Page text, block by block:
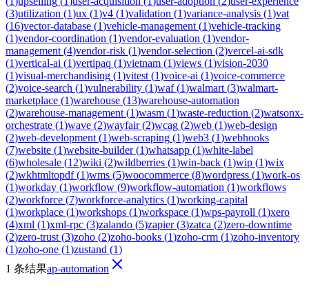
(3)utilization (1)ux (1)v4 (1)validation (1)variance-analysis (1)vat
(16)vector-database (1)vehicle-management (1)vehicle-tracking
(1)vendor-coordination (1)vendor-evaluation (1)vendor-
management (4)vendor-risk (1)vendor-selection (2)vercel-ai-sdk
(1)vertical-ai (1)vertipaq (1)vietnam (1)views (1)vision-2030
(1)visual-merchandising (1)vitest (1)voice-ai (1)voice-commerce
(2)voice-search (1)vulnerability (1)waf(1)walmart (3)walmart-
marketplace (1)warehouse (13)warehouse-automation
(2)warehouse-management (1)wasm (1)waste-reduction (2)watsonx-
orchestrate (1)wave (2)wayfair(2)wcag (2)web (1)web-design
(2)web-development (1)web-scraping (1)web3 (1)webhooks
(7)website (1)website-builder(1)whatsapp (1)white-label
(6)wholesale (12)wiki (2)wildberries (1)win-back (1)wip (1)wix
(2)wkhtmltopdf(1)wms (5)woocommerce (8)wordpress (1)work-os
(1)workday (1)workflow (9)workflow-automation (1)workflows
(2)workforce (7)workforce-analytics (1)working-capital
(1)workplace (1)workshops (1)workspace (1)wps-payroll (1)xero
(4)xml (1)xml-rpc (3)zalando (5)zapier(3)zatca (2)zero-downtime
(2)zero-trust (3)zoho (2)zoho-books (1)zoho-crm (1)zoho-inventory
(1)zoho-one (1)zustand (1)
1 条结果ap-automation